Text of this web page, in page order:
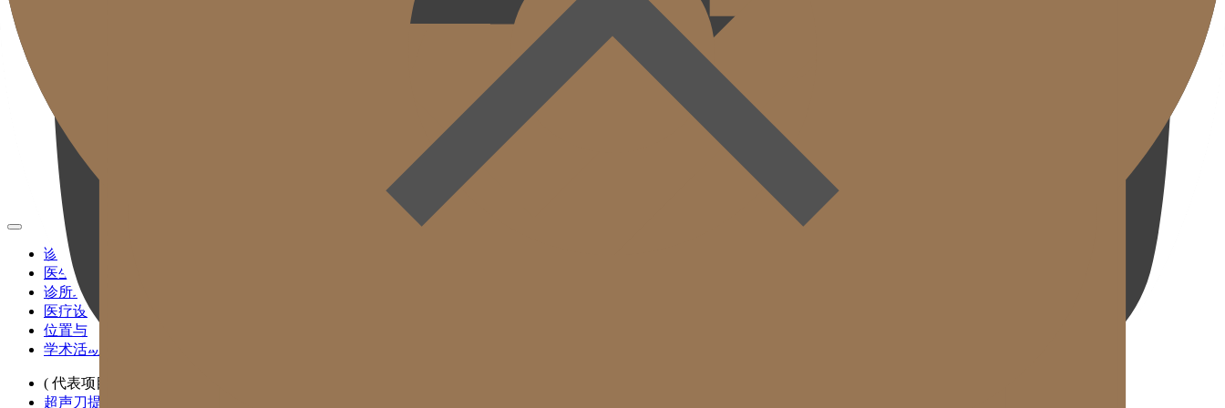
CH
TW
MN
RU
TH
ID
VN
诊所介绍
医生团队
诊所环境
医疗设备
位置与交通
学术活动与媒体报道
( 代表项目 )
超声刀提拉